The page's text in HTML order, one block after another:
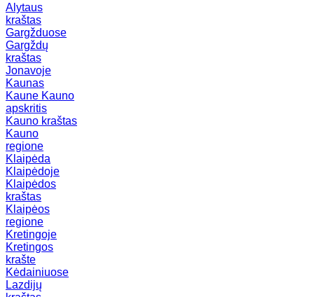
Alytaus
kraštas
Gargžduose
Gargždų
kraštas
Jonavoje
Kaunas
Kaune Kauno
apskritis
Kauno kraštas
Kauno
regione
Klaipėda
Klaipėdoje
Klaipėdos
kraštas
Klaipėos
regione
Kretingoje
Kretingos
krašte
Kėdainiuose
Lazdijų